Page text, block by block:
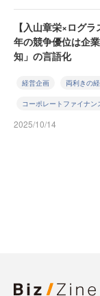
【入山章栄×ログ
年の競争優位は企
知」の言語化
経営企画 両利きの
コーポレートファイナン
2025/10/14